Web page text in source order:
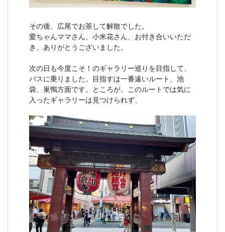
その後、広尾でお茶して解散でした。
愛ちゃんママさん、小米花さん、お付き合いいただ
き、ありがとうございました。
次の日も今度こそ！のギャラリー巡りを目指して、
バスに乗りました。目指すは一番遠いルート、池
袋、巣鴨方面です。ところが、このルートでは気に
入ったギャラリーは見つけられず、